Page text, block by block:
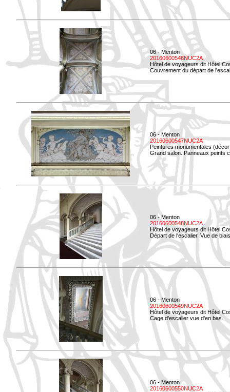
06 - Menton
20160600546NUC2A
Hôtel de voyageurs dit Hôtel
Couvrement du départ de
06 - Menton
20160600547NUC2A
Peintures monumentales
Grand salon. Panneaux peints
06 - Menton
20160600548NUC2A
Hôtel de voyageurs dit Hôtel
Départ de l'escalier. Vue de
06 - Menton
20160600549NUC2A
Hôtel de voyageurs dit Hôtel
Cage d'escalier vue d'en bas.
06 - Menton
20160600550NUC2A